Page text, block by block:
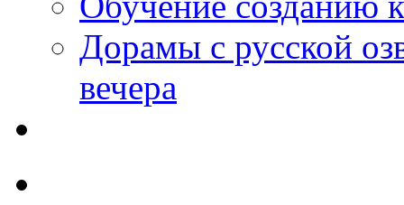
Дорамы с русской
вечера